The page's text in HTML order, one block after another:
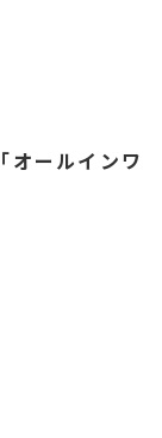
「オールインワ